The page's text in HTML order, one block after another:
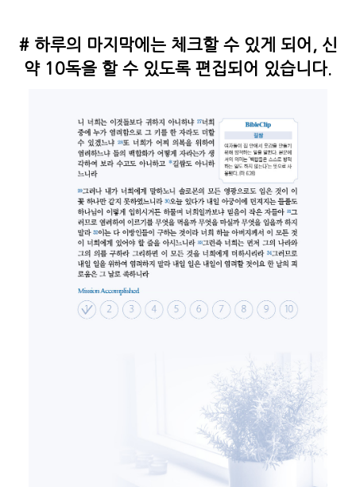
# 하루의 마지막에는 체크할 수 있게 되어, 신
약 10독을 할 수 있도록 편집되어 있습니다.